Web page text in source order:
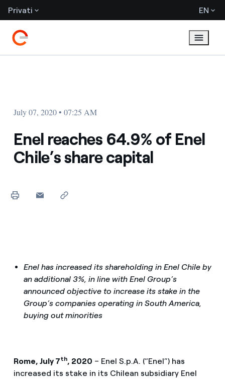
Privati EN
July 07, 2020 • 07:25 AM
Enel reaches 64.9% of Enel
Chile’s share capital
Enel has increased its shareholding in Enel Chile by
an additional 3%, in line with Enel Group’s
announced objective to increase its stake in the
Group’s companies operating in South America,
buying out minorities
Rome, July 7th, 2020 – Enel S.p.A. (“Enel”) has
increased its stake in its Chilean subsidiary Enel